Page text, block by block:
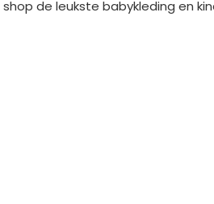
de leukste babykleding en